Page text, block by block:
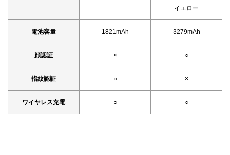
イエロー
電池容量 1821mAh 3279mAh
顔認証 × ○
指紋認証 ○ ×
ワイヤレス充電 ○ ○